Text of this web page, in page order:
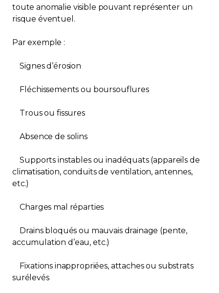
toute anomalie visible pouvant représenter un
risque éventuel.
Par exemple :
Signes d’érosion
Fléchissements ou boursouflures
Trous ou fissures
Absence de solins
Supports instables ou inadéquats (appareils de
climatisation, conduits de ventilation, antennes,
etc.)
Charges mal réparties
Drains bloqués ou mauvais drainage (pente,
accumulation d’eau, etc.)
Fixations inappropriées, attaches ou substrats
surélevés